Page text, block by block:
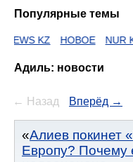
Популярные темы
НОВОЕ NUR KZ
Адиль: новости
← Назад Вперёд →
Алиев покинет
Европу? Почему